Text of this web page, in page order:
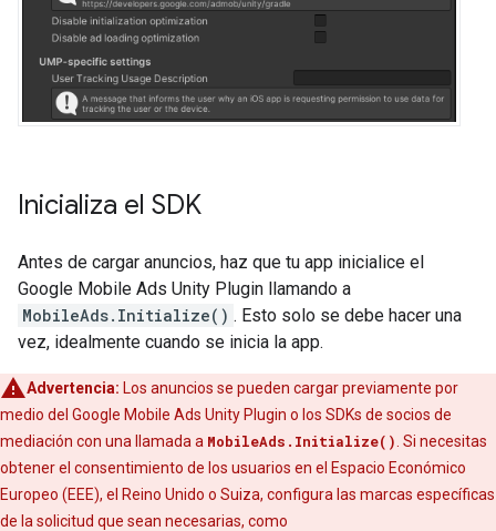
Inicializa el SDK
Antes de cargar anuncios, haz que tu app inicialice el
Google Mobile Ads Unity Plugin llamando a
MobileAds.Initialize() . Esto solo se debe hacer una
vez, idealmente cuando se inicia la app.
Advertencia: Los anuncios se pueden cargar previamente por
medio del Google Mobile Ads Unity Plugin o los SDKs de socios de
mediación con una llamada a MobileAds.Initialize() . Si necesitas
obtener el consentimiento de los usuarios en el Espacio Económico
Europeo (EEE), el Reino Unido o Suiza, configura las marcas específicas
de la solicitud que sean necesarias, como